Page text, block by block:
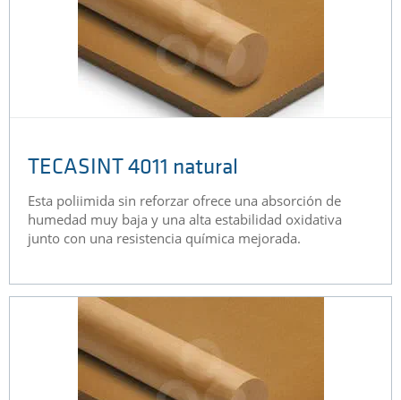
TECASINT 4011 natural
Esta poliimida sin reforzar ofrece una absorción de
humedad muy baja y una alta estabilidad oxidativa
junto con una resistencia química mejorada.